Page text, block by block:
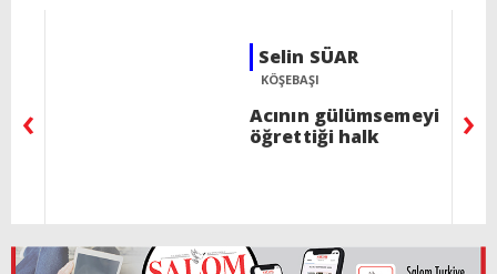
Rav İzak ALALUF
BU HAFTA PERAŞA
Ree - Bir şeyden dolayı
‹ ›